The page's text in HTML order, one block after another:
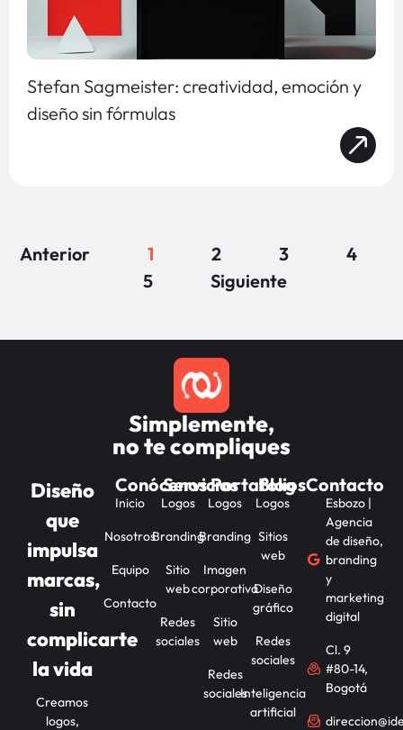
Stefan Sagmeister: creatividad, emoción y
diseño sin fórmulas
Anterior 1 2 3
4
5
Siguiente
Simplemente,
no te compliques
Diseño
que
impulsa
marcas,
sin
complicarte
la vida
Creamos
logos,
Conócenos
Inicio
Nosotros
Equipo
Contacto
Servicios
Logos
Branding
Sitio
web
Redes
sociales
Portafolios
Logos
Branding
Imagen
corporativa
Sitio
web
Redes
sociales
Blog
Logos
Sitios
web
Diseño
gráfico
Redes
sociales
Inteligencia
artificial
Contacto
Esbozo |
Agencia
de diseño,
branding
y
marketing
digital
Cl. 9
#80-14,
Bogotá